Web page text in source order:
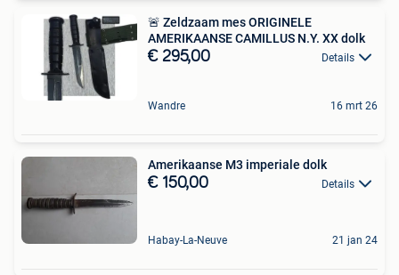
🚨 Zeldzaam mes ORIGINELE
AMERIKAANSE CAMILLUS N.Y. XX dolk
€ 295,00 Details
Wandre 16 mrt 26
Amerikaanse M3 imperiale dolk
€ 150,00 Details
Habay-La-Neuve 21 jan 24